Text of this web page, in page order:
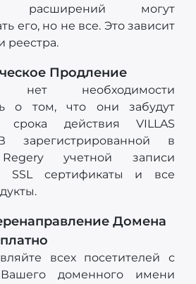
расширений могут
его, но не все. Это зависит
реестра.
Продление
нет необходимости
о том, что они забудут
срока действия VILLAS
зарегистрированной в
учетной записи
SSL сертификаты и все
Домена
всех посетителей с
доменного имени